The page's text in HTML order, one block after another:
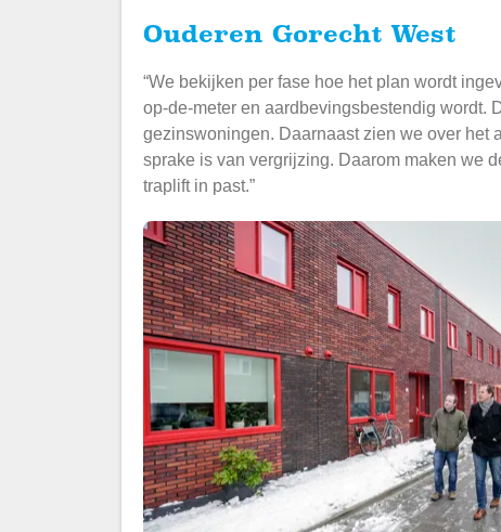
Ouderen Gorecht West
“We bekijken per fase hoe het plan wordt
op-de-meter en aardbevingsbestendig wordt.
gezinswoningen. Daarnaast zien we over het
sprake is van vergrijzing. Daarom maken we
traplift in past.”